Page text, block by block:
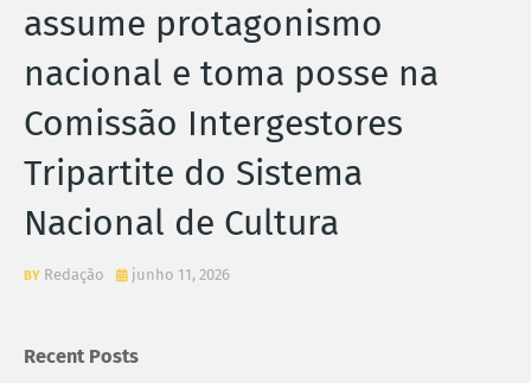
assume protagonismo
nacional e toma posse na
Comissão Intergestores
Tripartite do Sistema
Nacional de Cultura
Redação junho 11, 2026
Recent Posts